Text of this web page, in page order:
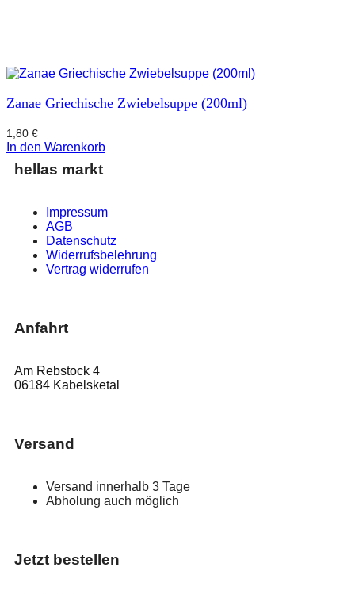
Zanae Griechische Zwiebelsuppe (200ml)
1,80 €
In den Warenkorb
hellas markt
Impressum
AGB
Datenschutz
Widerrufsbelehrung
Vertrag widerrufen
Anfahrt
Am Rebstock 4
06184 Kabelsketal
Versand
Versand innerhalb 3 Tage
Abholung auch möglich
Jetzt bestellen